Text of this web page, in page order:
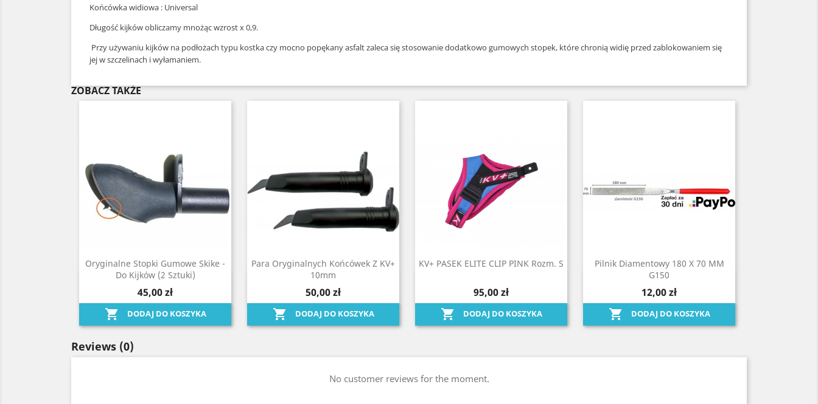
Końcówka widiowa : Universal
Długość kijków obliczamy mnożąc wzrost x 0,9.
Przy używaniu kijków na podłożach typu kostka czy mocno popękany asfalt zaleca się stosowanie dodatkowo gumowych stopek, które chronią widię przed zablokowaniem się
jej w szczelinach i wyłamaniem.
ZOBACZ TAKŻE
Oryginalne Stopki Gumowe Skike -
Do Kijków (2 Sztuki)
45,00 zł
 DODAJ DO KOSZYKA
Szybki podgląd
Para Oryginalnych Końcówek Z KV+
10mm
50,00 zł
 DODAJ DO KOSZYKA
KV+ PASEK ELITE CLIP PINK Rozm. S
95,00 zł
 DODAJ DO KOSZYKA
Pilnik Diamentowy 180 X 70 MM
G150
12,00 zł
 DODAJ DO KOSZYKA
Reviews (0)
No customer reviews for the moment.